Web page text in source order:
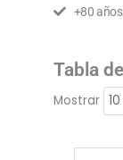
+80
Tabla
Mostrar